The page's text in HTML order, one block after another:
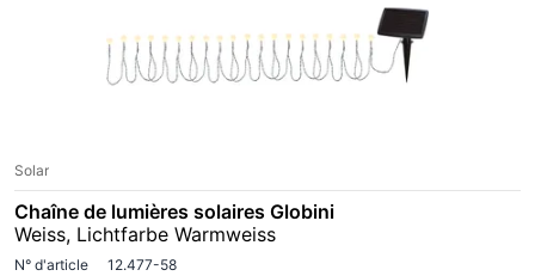
Solar
Chaîne de lumières solaires Globini
Weiss, Lichtfarbe Warmweiss
N° d'article 12.477-58